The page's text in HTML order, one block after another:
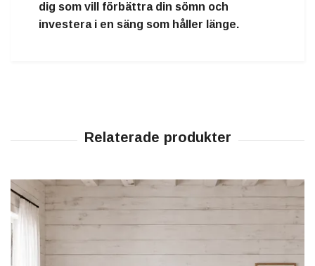
dig som vill förbättra din sömn och
investera i en säng som håller länge.